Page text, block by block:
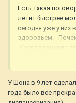
Есть такая
летит быстрее
сегодня уже у
здоровьем.
Когда возникла
приёмышь)
( эта болезнь не
инсулина колоть
У Шона в 9 лет
года было все